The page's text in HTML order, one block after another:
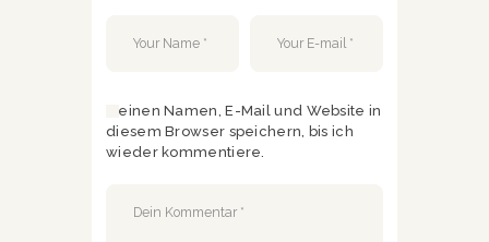
Meinen Namen, E-Mail und Website in
diesem Browser speichern, bis ich
wieder kommentiere.